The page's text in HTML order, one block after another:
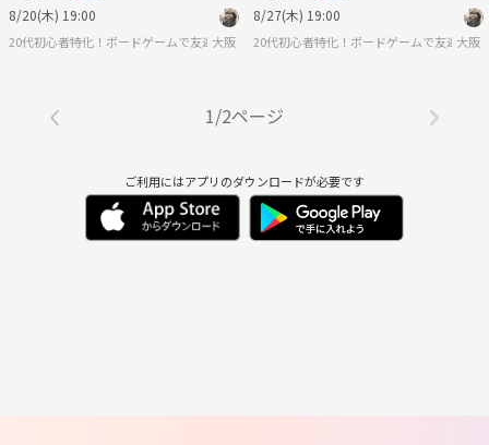
8/20(木) 19:00
20代初心者特化！ボードゲームで友達を作ろうサークル
大阪
8/27(木) 19:00
20代初心者特化！ボードゲームで友達を作
大阪
1/2ページ
ご利用にはアプリのダウンロードが必要です